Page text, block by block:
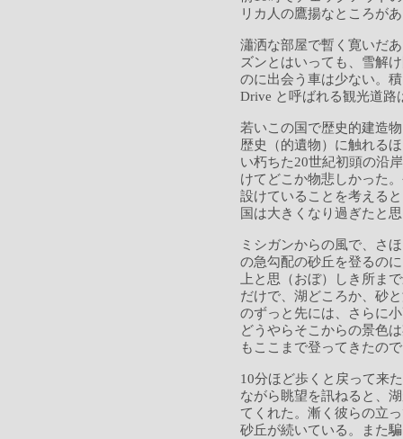
リカ人の鷹揚なところが
瀟洒な部屋で暫く寛いだ
ズンとはいっても、雪解
のに出会う車は少ない。
Drive と呼ばれる観光道路
若いこの国で歴史的建造
歴史（的遺物）に触れる
い朽ちた20世紀初頭の沿
けてどこか物悲しかった
設けていることを考える
国は大きくなり過ぎたと
ミシガンからの風で、さ
の急勾配の砂丘を登るの
上と思（おぼ）しき所ま
だけで、湖どころか、砂
のずっと先には、さらに
どうやらそこからの景色
もここまで登ってきたの
10分ほど歩くと戻って来
ながら眺望を訊ねると、
てくれた。漸く彼らの立
砂丘が続いている。また